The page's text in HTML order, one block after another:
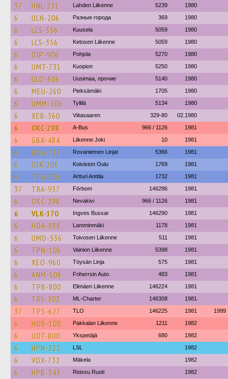
37 HNL-231 Lahden Liikenne 5239 1980
6 ULN-206 Разные города 369 1980
6 LCS-356 Kuusela 5059 1980
6 LCS-356 Ketosen Liikenne 5059 1980
6 OJP-906 Pohjola 5270 1980
6 UMT-731 Kuopion 5250 1980
6 ULO-606 Uusimaa, прочие 5140 1980
6 MEU-260 Pieksämäki 1705 1980
6 UMM-206 Tyllilä 5134 1980
6 XEB-360 Viitasaaren 329-80 02.1980
6 OKC-298 A-Bus 966 / 1126 1981
6 GBA-484 Liikenne Joki 10 1981
6 UOA-717 Rovaniemen Linjat 5366 1981
6 OJX-206 Koiviston Oulu 1769 1981
6 TPB-306 Artturi Anttila 1732 1981
37 TRA-937 Förbom 146286 1981
6 OKC-298 Nevakivi 966 / 1126 1981
6 VLK-170 Ingves Bussar 146290 1981
6 HOA-888 Lamminmäki 1178 1981
6 UMO-336 Toivosen Liikenne 511 1981
6 TPN-106 Vainion Liikenne 5398 1981
6 XEO-960 Töysän Linja 575 1981
6 ANM-106 Friherrsin Auto 483 1981
6 TPB-800 Elimäen Liikenne 146224 1981
6 TRS-303 ML-Charter 146308 1981
37 TPS-627 TLO 146225 1981 1999
6 HOB-100 Pakkalan Liikenne 1211 1982
6 UOT-800 Ykspetäjä 680 1982
6 HPN-222 LSL 1982
6 VOX-732 Mäkela 1982
6 HPB-343 Reissu Ruoti 1982